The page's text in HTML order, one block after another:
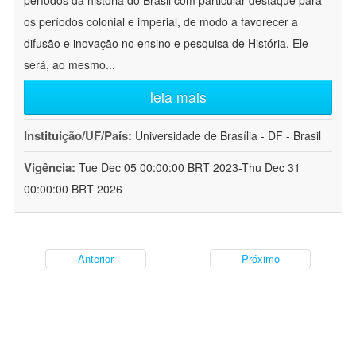
os períodos colonial e imperial, de modo a favorecer a
difusão e inovação no ensino e pesquisa de História. Ele
será, ao mesmo...
leia mais
Instituição/UF/País: Universidade de Brasília - DF - Brasil
Vigência: Tue Dec 05 00:00:00 BRT 2023-Thu Dec 31
00:00:00 BRT 2026
Anterior Próximo